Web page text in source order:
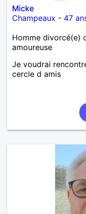
Micke
Champeaux - 47
Homme divorcé(e)
amoureuse
Je voudrai
cercle d amis